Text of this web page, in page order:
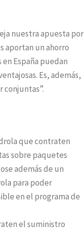
nuestra apuesta por
aportan un ahorro
España puedan
Es, además,
conjuntas”.
que contraten
sobre paquetes
además de un
para poder
en el programa de
el suministro